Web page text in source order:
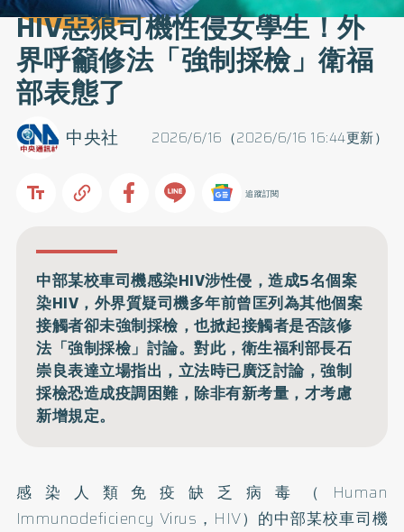
HIV惡狼司機性侵女學生！外
界呼籲修法「強制採檢」衛福
部表態了
2026/6/16（2026/6/16 16:44更新）
中央社
追蹤訂閱
中部某校車司機感染HIV涉性侵，造成5名個案
染HIV，外界質疑司機多年前曾匡列為其他個案
接觸者卻未強制採檢，也掀起接觸者是否該修
法「強制採檢」討論。對此，衛生福利部長石
崇良表達立場指出，立法時已廣泛討論，強制
採檢恐造成疫調困難，除非有新考量，才考慮
新增規定。
感染人類免疫缺乏病毒（Human
Immunodeficiency Virus，HIV）的中部某校車司機